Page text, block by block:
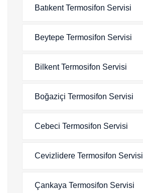
Batıkent Termosifon Servisi
Beytepe Termosifon Servisi
Bilkent Termosifon Servisi
Boğaziçi Termosifon Servisi
Cebeci Termosifon Servisi
Cevizlidere Termosifon Servisi
Çankaya Termosifon Servisi